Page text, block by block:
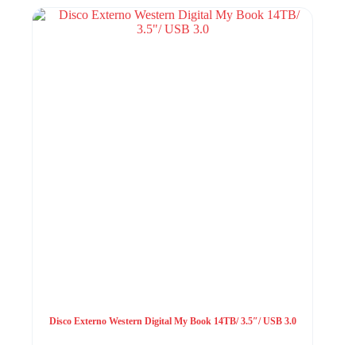
Disco Externo Western Digital My Book 14TB/ 3.5″/ USB 3.0